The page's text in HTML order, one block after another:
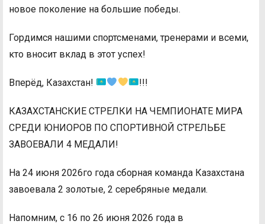
новое поколение на большие победы.
Гордимся нашими спортсменами, тренерами и всеми,
кто вносит вклад в этот успех!
Вперёд, Казахстан! !!!
КАЗАХСТАНСКИЕ СТРЕЛКИ НА ЧЕМПИОНАТЕ МИРА
СРЕДИ ЮНИОРОВ ПО СПОРТИВНОЙ СТРЕЛЬБЕ
ЗАВОЕВАЛИ 4 МЕДАЛИ!
На 24 июня 2026го года сборная команда Казахстана
завоевала 2 золотые, 2 серебряные медали.
Напомним, с 16 по 26 июня 2026 года в